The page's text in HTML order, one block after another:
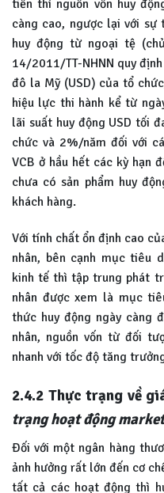
tiền thì nguồn vốn huy
càng cao, ngược lại với sự
huy động từ ngoại tệ
14/2011/TT-NHNN quy
đô la Mỹ (USD) của tổ
hiệu lực thi hành kể từ
lãi suất huy động USD tối
chức và 2%/năm đối với
VCB ở hầu hết các kỳ hạn
chưa có sản phẩm huy
khách hàng.
Với tính chất ổn định cao
nhân, bên cạnh mục
kinh tế thì tập trung phát
nhân được xem là mục
thức huy động ngày càng
nhân, nguồn vốn từ đối
nhanh với tốc độ tăng
2.4.2 Thực trạng về
trạng hoạt động
Đối với một ngân hàng
ảnh hưởng rất lớn đến cơ
tất cả các hoạt động thì